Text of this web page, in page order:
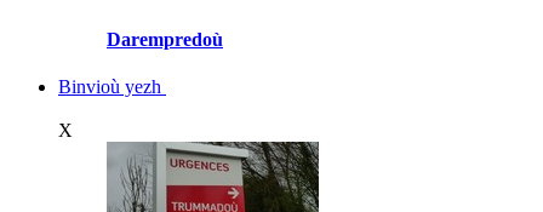
Darempredoù
Binvioù yezh
X